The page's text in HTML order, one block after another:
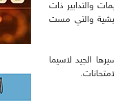
والتدابير ذات
والتي مست
لسيرها الجيد لاسيما